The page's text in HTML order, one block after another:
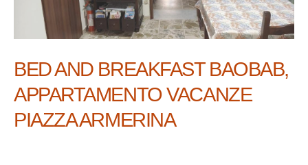
BED AND BREAKFAST BAOBAB,
APPARTAMENTO VACANZE
PIAZZA ARMERINA